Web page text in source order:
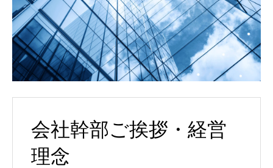
会社幹部ご挨拶・経営
理念